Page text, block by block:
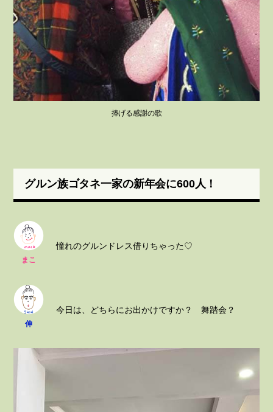
捧げる感謝の歌
グルン族ゴタネ一家の新年会に600人！
まこ
憧れのグルンドレス借りちゃった♡
伸
今日は、どちらにお出かけですか？ 舞踏会？